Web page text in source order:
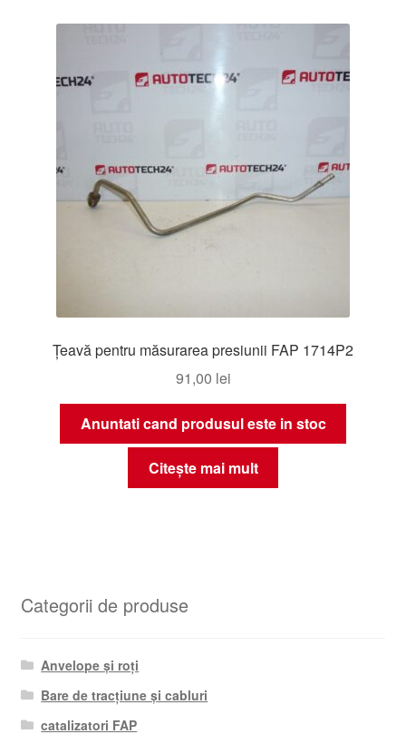
Țeavă pentru măsurarea presiunii FAP 1714P2
91,00 lei
Anuntati cand produsul este in stoc
Citește mai mult
Categorii de produse
Anvelope și roți
Bare de tracțiune și cabluri
catalizatori FAP